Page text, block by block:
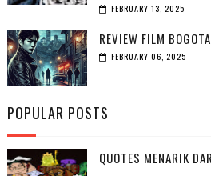
FEBRUARY 13, 2025
REVIEW FILM
FEBRUARY 06, 2025
POPULAR POSTS
QUOTES MENARIK